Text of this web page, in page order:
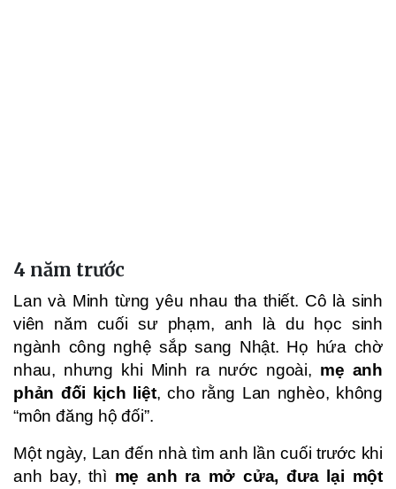
4 năm trước
Lan và Minh từng yêu nhau tha thiết. Cô là sinh
viên năm cuối sư phạm, anh là du học sinh
ngành công nghệ sắp sang Nhật. Họ hứa chờ
nhau, nhưng khi Minh ra nước ngoài, mẹ anh
phản đối kịch liệt, cho rằng Lan nghèo, không
“môn đăng hộ đối”.
Một ngày, Lan đến nhà tìm anh lần cuối trước khi
anh bay, thì mẹ anh ra mở cửa, đưa lại một